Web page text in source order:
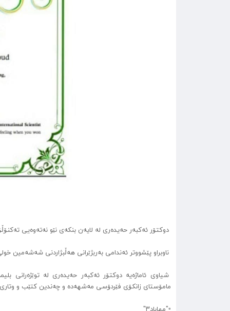
دوکتۆر ئەکبەر حەیدەری لە لایەن بنکەی نێو نەتەوەیی تەکنۆڵۆژی
ناوبراو پێشووتر ئەندامی بەربژێرانی هەڵبژاردنی
شیاوی ئاماژەیە دوکتۆر ئەکبەر حەیدەری لە توێژەرانی
مامۆستای زانکۆی فێردۆسی مەشهەدە و چەندین کتێب و وتاری